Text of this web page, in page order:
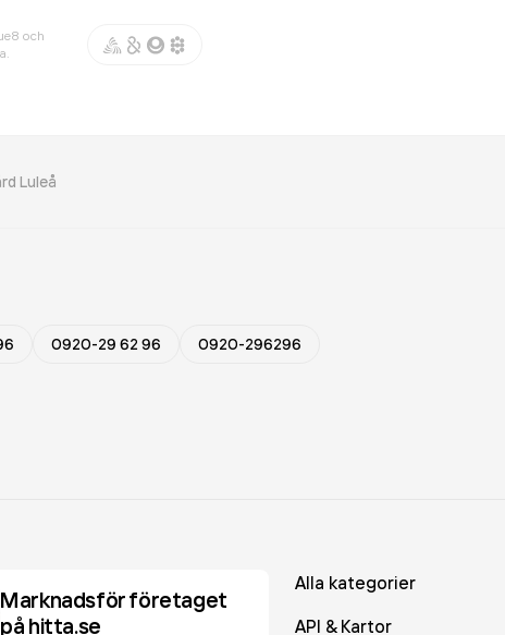
och
Luleå
0920-29 62 96 0920-296296
Marknadsför företaget
på hitta.se
Alla kategorier
API & Kartor